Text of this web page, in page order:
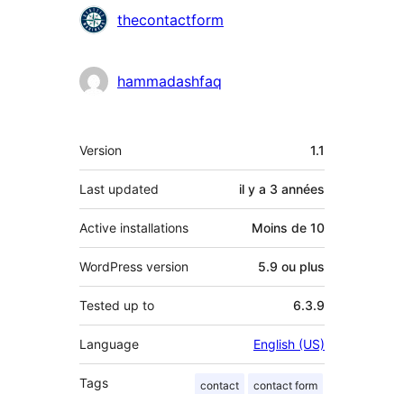
Contributeurs
thecontactform
hammadashfaq
Méta
Version 1.1
Last updated il y a 3 années
Active installations Moins de 10
WordPress version 5.9 ou plus
Tested up to 6.3.9
Language English (US)
Tags contact contact form